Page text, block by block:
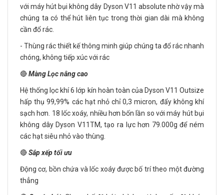
với máy hút bụi không dây Dyson V11 absolute nhờ vậy mà
chúng ta có thể hút liên tục trong thời gian dài mà không
cần đổ rác.
- Thùng rác thiết kế thông minh giúp chúng ta đổ rác nhanh
chóng, không tiếp xúc với rác
🔴Màng Lọc nâng cao
Hệ thống lọc khí 6 lớp kín hoàn toàn của Dyson V11 Outsize
hấp thụ 99,99% các hạt nhỏ chỉ 0,3 micron, đẩy không khí
sạch hơn. 18 lốc xoáy, nhiều hơn bốn lần so với máy hút bụi
không dây Dyson V11TM, tạo ra lực hơn 79.000g để ném
các hạt siêu nhỏ vào thùng.
🔴Sắp xếp tối ưu
Động cơ, bồn chứa và lốc xoáy được bố trí theo một đường
thẳng